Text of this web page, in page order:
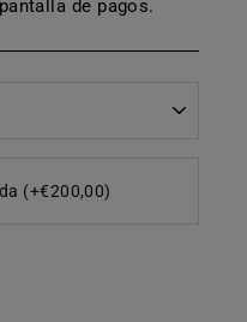
de pagos.
(+€200,00)